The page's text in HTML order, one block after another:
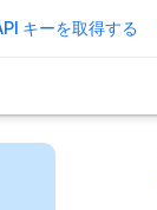
キーを取得する